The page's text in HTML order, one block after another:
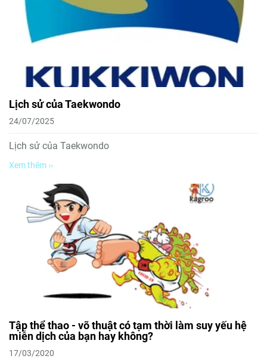
Lịch sử của Taekwondo
24/07/2025
Lịch sử của Taekwondo
Xem thêm ››
Tập thể thao - võ thuật có tạm thời làm suy yếu hệ
miễn dịch của bạn hay không?
17/03/2020